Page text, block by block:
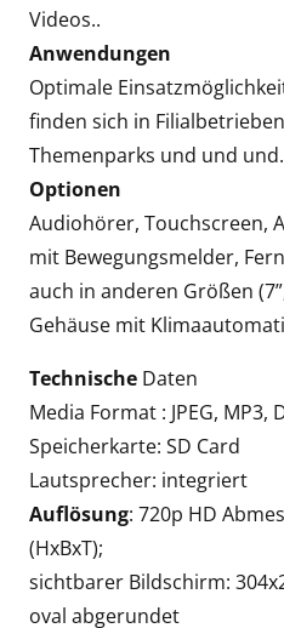
Videos..
Anwendungen
Optimale
finden sich in
Themenparks und und
Optionen
Audiohörer, Touchscreen,
mit Bewegungsmelder,
auch in anderen Größen
Gehäuse mit
Technische Daten
Media Format : JPEG, MP3,
Speicherkarte: SD Card
Lautsprecher: integriert
Auflösung: 720p HD
(HxBxT);
sichtbarer Bildschirm:
oval abgerundet